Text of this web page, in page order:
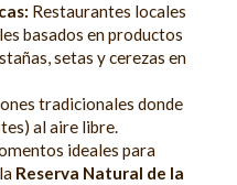
Restaurantes locales
basados en productos
setas y cerezas en
tradicionales donde
al aire libre.
ideales para
Reserva Natural de la